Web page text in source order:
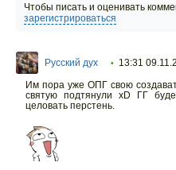
Чтобы писать и оценивать
зарегистрироваться
Русский дух • 13:31
Им пора уже ОПГ свою
святую подтянули xD ГГ
целовать перстень.